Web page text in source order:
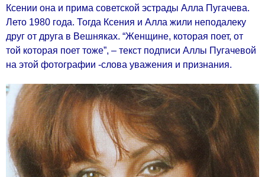
Ксении она и прима советской эстрады Алла Пугачева.
Лето 1980 года. Тогда Ксения и Алла жили неподалеку
друг от друга в Вешняках. “Женщине, которая поет, от
той которая поет тоже”, – текст подписи Аллы Пугачевой
на этой фотографии -слова уважения и признания.